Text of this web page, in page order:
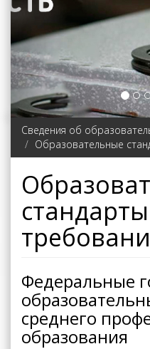
Сведения об
Образовательные
Федеральные
среднего
образования